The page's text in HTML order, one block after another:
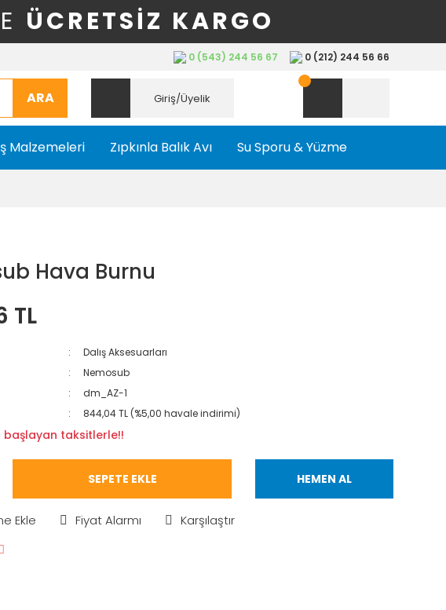
ÜCRETSİZ KARGO
0 (543) 244 56 67 0 (212) 244 56 66
ARA Giriş/Üyelik
Malzemeleri Zıpkınla Balık Avı Su Sporu & Yüzme
Hava Burnu
TL
Dalış Aksesuarları
Nemosub
dm_AZ-1
844,04 TL (%5,00 havale indirimi)
başlayan taksitlerle!!
SEPETE EKLE HEMEN AL
Fiyat Alarmı Karşılaştır